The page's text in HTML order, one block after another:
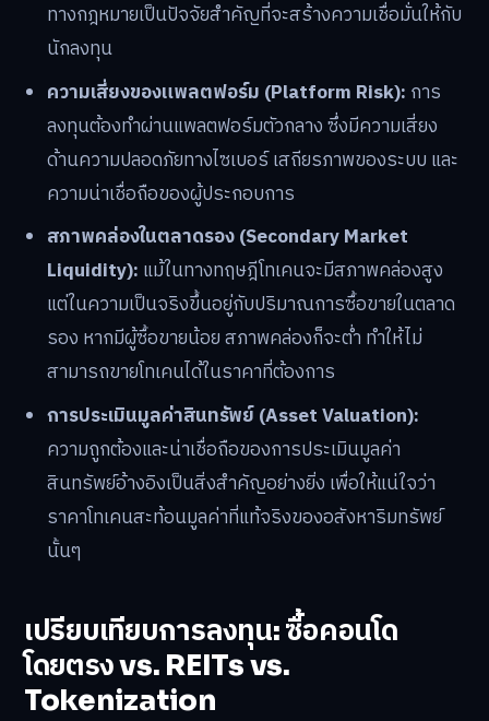
ทางกฎหมายเป็นปัจจัยสำคัญที่จะสร้างความเชื่อมั่นให้กับ
นักลงทุน
ความเสี่ยงของแพลตฟอร์ม (Platform Risk): การ
ลงทุนต้องทำผ่านแพลตฟอร์มตัวกลาง ซึ่งมีความเสี่ยง
ด้านความปลอดภัยทางไซเบอร์ เสถียรภาพของระบบ และ
ความน่าเชื่อถือของผู้ประกอบการ
สภาพคล่องในตลาดรอง (Secondary Market
Liquidity): แม้ในทางทฤษฎีโทเคนจะมีสภาพคล่องสูง
แต่ในความเป็นจริงขึ้นอยู่กับปริมาณการซื้อขายในตลาด
รอง หากมีผู้ซื้อขายน้อย สภาพคล่องก็จะต่ำ ทำให้ไม่
สามารถขายโทเคนได้ในราคาที่ต้องการ
การประเมินมูลค่าสินทรัพย์ (Asset Valuation):
ความถูกต้องและน่าเชื่อถือของการประเมินมูลค่า
สินทรัพย์อ้างอิงเป็นสิ่งสำคัญอย่างยิ่ง เพื่อให้แน่ใจว่า
ราคาโทเคนสะท้อนมูลค่าที่แท้จริงของอสังหาริมทรัพย์
นั้นๆ
เปรียบเทียบการลงทุน: ซื้อคอนโด
โดยตรง vs. REITs vs.
Tokenization